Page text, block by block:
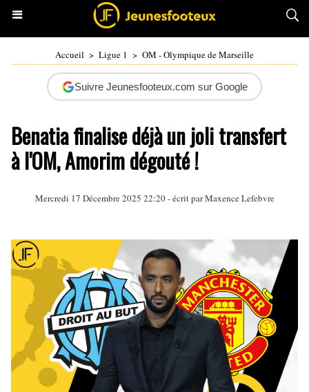
Accueil > Ligue 1 > OM - Olympique de Marseille
Suivre Jeunesfooteux.com sur Google
Benatia finalise déjà un joli transfert
à l'OM, Amorim dégouté !
Mercredi 17 Décembre 2025 22:20 - écrit par Maxence Lefebvre